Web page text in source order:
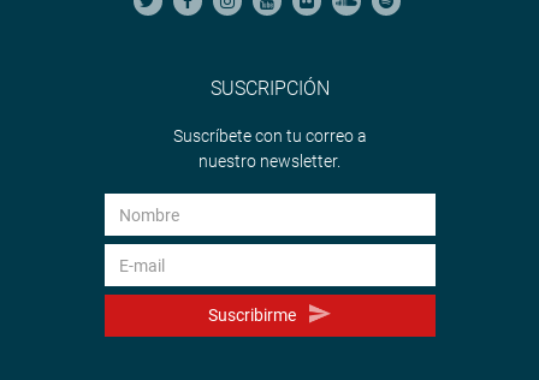
SUSCRIPCIÓN
Suscríbete con tu correo a
nuestro newsletter.
Suscribirme